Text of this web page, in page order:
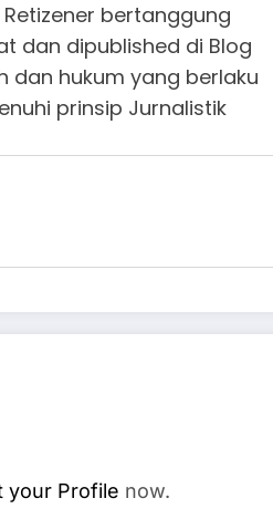
bertanggung
dan dipublished di Blog
dan hukum yang berlaku
prinsip Jurnalistik
your Profile now.